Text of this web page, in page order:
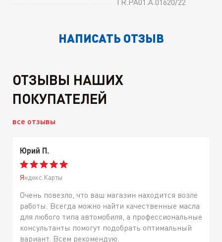
НАПИСАТЬ ОТЗЫВ
ОТЗЫВЫ НАШИХ
ПОКУПАТЕЛЕЙ
все отзывы
Юрий П.
Яндекс.Карты
Очень повезло, что ваш магазин находится возле
работы. Всегда можно найти качественные масла
для любого типа автомобиля, а профессиональные
консультанты помогут подобрать оптимальный
вариант. Всем рекомендую.